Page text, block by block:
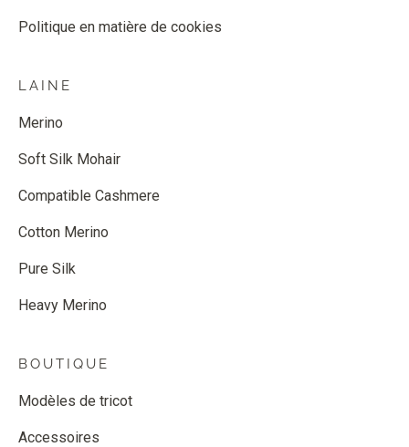
Politique en matière de cookies
LAINE
Merino
Soft Silk Mohair
Compatible Cashmere
Cotton Merino
Pure Silk
Heavy Merino
BOUTIQUE
Modèles de tricot
Accessoires